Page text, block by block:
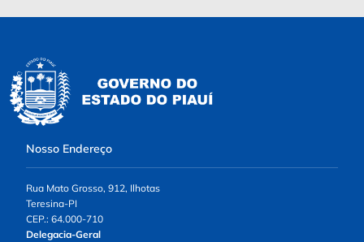
Nosso Endereço
Rua Mato Grosso, 912, Ilhotas
Teresina-PI
CEP.: 64.000-710
Delegacia-Geral